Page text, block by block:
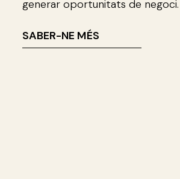
generar oportunitats de negoci.
SABER-NE MÉS